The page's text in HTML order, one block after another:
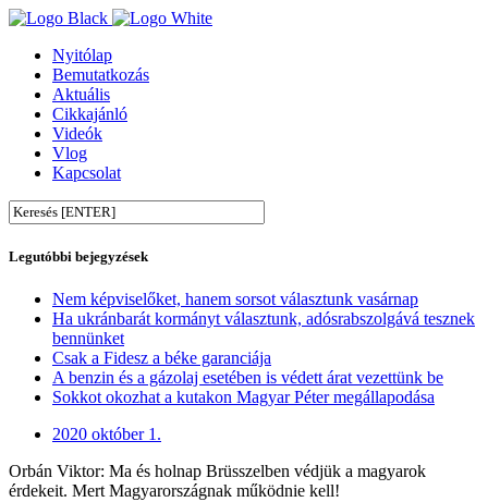
Nyitólap
Bemutatkozás
Aktuális
Cikkajánló
Videók
Vlog
Kapcsolat
Legutóbbi bejegyzések
Nem képviselőket, hanem sorsot választunk vasárnap
Ha ukránbarát kormányt választunk, adósrabszolgává tesznek
bennünket
Csak a Fidesz a béke garanciája
A benzin és a gázolaj esetében is védett árat vezettünk be
Sokkot okozhat a kutakon Magyar Péter megállapodása
2020 október 1.
Orbán Viktor: Ma és holnap Brüsszelben védjük a magyarok
érdekeit. Mert Magyarországnak működnie kell!